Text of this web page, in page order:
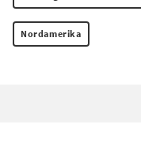
Nordamerika